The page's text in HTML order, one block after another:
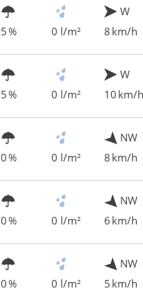
5 % 0 l/m²
W
8 km/h
5 % 0 l/m²
W
10 km/h
0 % 0 l/m²
NW
8 km/h
0 % 0 l/m²
NW
6 km/h
0 % 0 l/m²
NW
5 km/h